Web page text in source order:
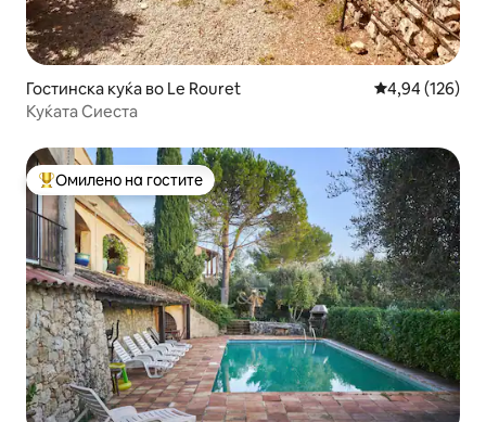
Гостинска куќа во Le Rouret Просечна
4,94 (126)
Куќата Сиеста
Меѓу најуспешните „Омилени на гостите“
Омилено на гостите